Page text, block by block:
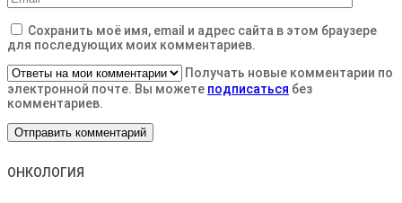
Сохранить моё имя, email и адрес сайта в этом браузере
для последующих моих комментариев.
Получать новые комментарии по
электронной почте. Вы можете подписаться без
комментариев.
ОНКОЛОГИЯ